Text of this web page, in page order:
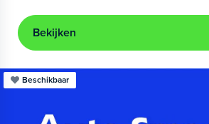
Bekijken
Beschikbaar